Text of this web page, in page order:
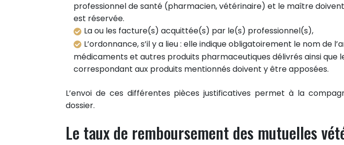
Partager sur Twitter
professionnel de santé (pharmacien, vétérinaire) et le maître
est réservée.
La ou les facture(s) acquittée(s) par le(s) professionnel(s),
L’ordonnance, s’il y a lieu : elle indique obligatoirement le nom de
médicaments et autres produits pharmaceutiques délivrés ainsi que
correspondant aux produits mentionnés doivent y être apposées.
L’envoi de ces différentes pièces justificatives permet à la
dossier.
Le taux de remboursement des mutuelles